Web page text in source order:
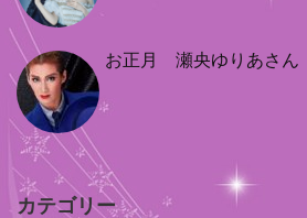
お正月 瀬央ゆりあさ
カテゴリー